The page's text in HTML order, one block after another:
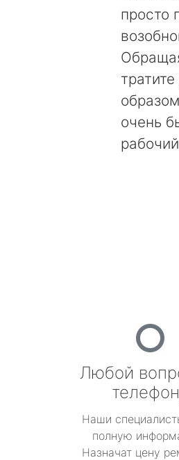
просто
очень
Любой
Наши
полную
Назначат цену